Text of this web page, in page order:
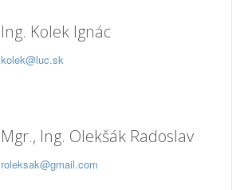
Ing. Kolek Ignác
kolek@luc.sk
Mgr., Ing. Olekšák Radoslav
roleksak@gmail.com